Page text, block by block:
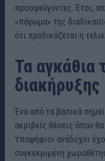
προσφεύγοντες. Έτσι,
«πάγωμα» της
ότι προδικάζεται η
Τα αγκάθια
διακήρυξης
Ένα από τα βασικά
ακριβείς θέσεις όπου
Υποψήφιοι ανάδοχοι
συγκεκριμένη